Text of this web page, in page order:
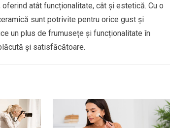
atât funcționalitate, cât și estetică. Cu o
sunt potrivite pentru orice gust și
un plus de frumusețe și funcționalitate în
și satisfăcătoare.